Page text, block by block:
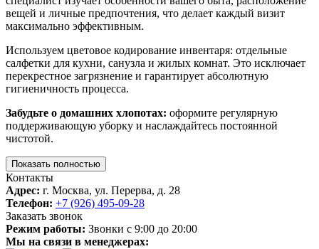
вещей и личные предпочтения, что делает каждый визит
максимально эффективным.
Используем цветовое кодирование инвентаря: отдельные
салфетки для кухни, санузла и жилых комнат. Это исключает
перекрестное загрязнение и гарантирует абсолютную
гигиеничность процесса.
Забудьте о домашних хлопотах: оформите регулярную
поддерживающую уборку и наслаждайтесь постоянной
чистотой.
Показать полностью
Контакты
Адрес: г. Москва, ул. Перерва, д. 28
Телефон: +7 (926) 495-09-28
Заказать звонок
Режим работы: Звонки с 9:00 до 20:00
Мы на связи в менеджерах: